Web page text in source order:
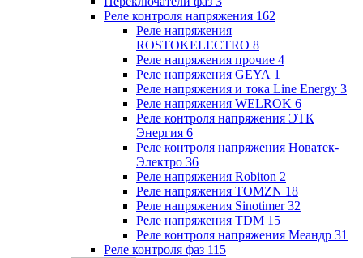
Реле контроля напряжения 162
Реле напряжения
ROSTOKELECTRO 8
Реле напряжения прочие 4
Реле напряжения GEYA 1
Реле напряжения и тока Line Energy 3
Реле напряжения WELROK 6
Реле контроля напряжения ЭТК
Энергия 6
Реле контроля напряжения Новатек-
Электро 36
Реле напряжения Robiton 2
Реле напряжения TOMZN 18
Реле напряжения Sinotimer 32
Реле напряжения TDM 15
Реле контроля напряжения Меандр 31
Реле контроля фаз 115